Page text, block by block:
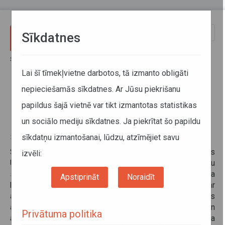
Sākums
Latvijas - Ukrainas Kopējās
komisijas sanāksme
28. novembris 2014
Saskaņā ar 1995. gada 23. maija parakstīto Latvijas
Ukrainas starpvaldību nolīgumu par automobiļu
starptautisko satiksmi, š.g. 25.- 26. novembrī Rīgā notika
kārtējā Latvijas Ukrainas Kopējās komisijas sanāksme par
autopārvadājumu jautājumiem. Sanāksmes laikā puses
apmainījās ar informāciju par tirdzniecības un
autopārvadājumu attīstību starp abām valstīm, apsprieda
Sīkdatnes
Lai šī tīmekļvietne darbotos, tā izmanto obligāti
nepieciešamās sīkdatnes. Ar Jūsu piekrišanu
papildus šajā vietnē var tikt izmantotas statistikas
un sociālo mediju sīkdatnes. Ja piekrītat šo papildu
sīkdatņu izmantošanai, lūdzu, atzīmējiet savu
izvēli:
Apstiprināt Noraidīt
Privātuma politika